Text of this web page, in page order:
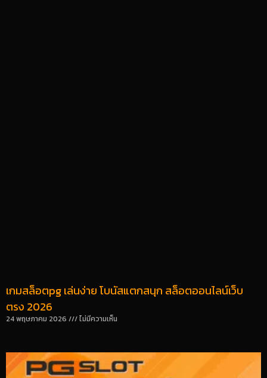
เกมสล็อตpg เล่นง่าย โบนัสแตกสนุก สล็อตออนไลน์เว็บ
ตรง 2026
24 พฤษภาคม 2026 ไม่มีความเห็น